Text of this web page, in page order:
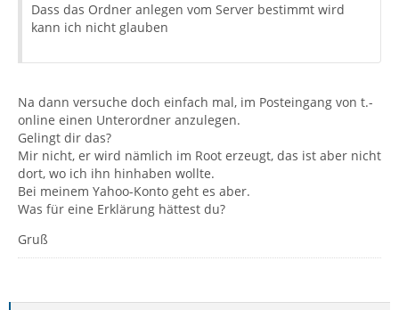
Dass das Ordner anlegen vom Server bestimmt wird
kann ich nicht glauben
Na dann versuche doch einfach mal, im Posteingang von t.-
online einen Unterordner anzulegen.
Gelingt dir das?
Mir nicht, er wird nämlich im Root erzeugt, das ist aber nicht
dort, wo ich ihn hinhaben wollte.
Bei meinem Yahoo-Konto geht es aber.
Was für eine Erklärung hättest du?
Gruß